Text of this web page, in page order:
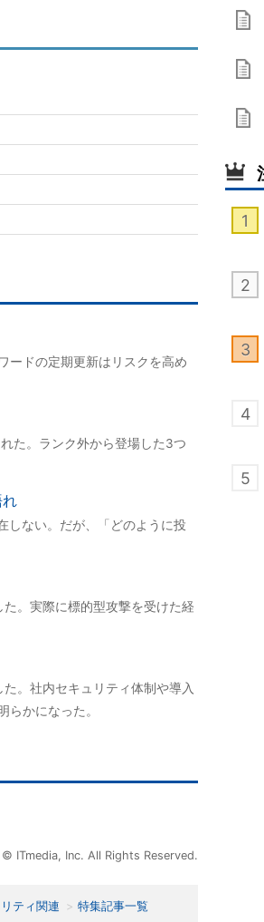
ードの定期更新はリスクを高め
た。ランク外から登場した3つ
しない。だが、「どのように投
。実際に標的型攻撃を受けた経
。社内セキュリティ体制や導入
かになった。
ITmedia, Inc. All Rights Reserved.
ティ関連 特集記事一覧